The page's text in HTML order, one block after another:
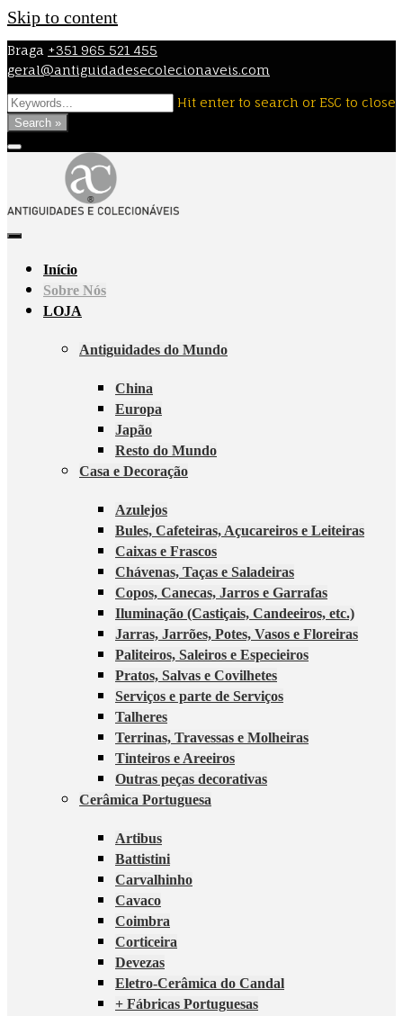
Skip to content
Braga +351 965 521 455
geral@antiguidadesecolecionaveis.com
Hit enter to search or ESC to close
Search »
Início
Sobre Nós
LOJA
Antiguidades do Mundo
China
Europa
Japão
Resto do Mundo
Casa e Decoração
Azulejos
Bules, Cafeteiras, Açucareiros e Leiteiras
Caixas e Frascos
Chávenas, Taças e Saladeiras
Copos, Canecas, Jarros e Garrafas
Iluminação (Castiçais, Candeeiros, etc.)
Jarras, Jarrões, Potes, Vasos e Floreiras
Paliteiros, Saleiros e Especieiros
Pratos, Salvas e Covilhetes
Serviços e parte de Serviços
Talheres
Terrinas, Travessas e Molheiras
Tinteiros e Areeiros
Outras peças decorativas
Cerâmica Portuguesa
Artibus
Battistini
Carvalhinho
Cavaco
Coimbra
Corticeira
Devezas
Eletro-Cerâmica do Candal
+ Fábricas Portuguesas